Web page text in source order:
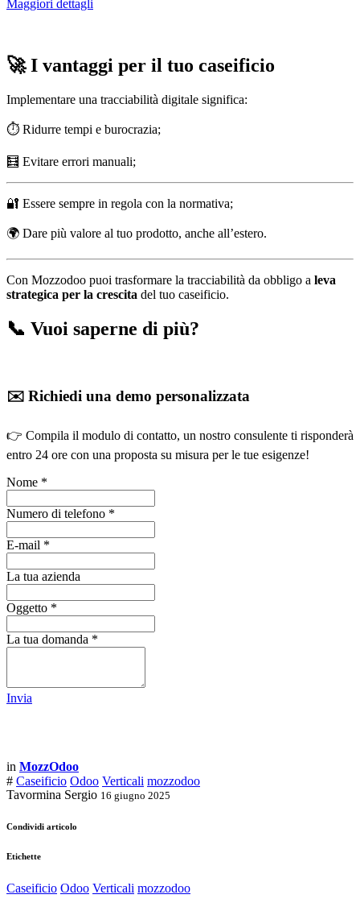
Maggiori dettagli
🚀 I vantaggi per il tuo caseificio
Implementare una tracciabilità digitale significa:
⏱ Ridurre tempi e burocrazia;
🧮 Evitare errori manuali;
🔐 Essere sempre in regola con la normativa;
🌍 Dare più valore al tuo prodotto, anche all’estero.
Con Mozzodoo puoi trasformare la tracciabilità da obbligo a leva
strategica per la crescita del tuo caseificio.
📞 Vuoi saperne di più?
✉️ Richiedi una demo personalizzata
👉 Compila il modulo di contatto, un nostro consulente ti risponderà
entro 24 ore con una proposta su misura per le tue esigenze!
Nome *
Numero di telefono *
E-mail *
La tua azienda
Oggetto *
La tua domanda *
Invia
in MozzOdoo
# Caseificio Odoo Verticali mozzodoo
Tavormina Sergio 16 giugno 2025
Condividi articolo
Etichette
Caseificio Odoo Verticali mozzodoo